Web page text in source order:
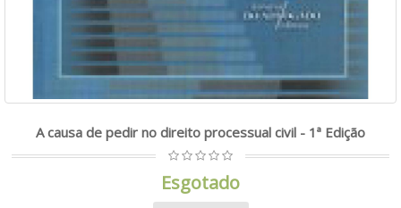
A causa de pedir no direito processual civil - 1ª Edição
Esgotado